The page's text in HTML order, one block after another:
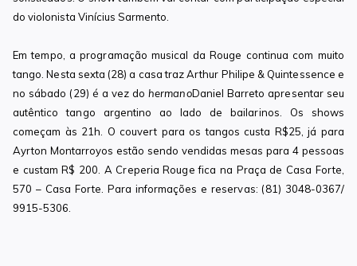
do violonista Vinícius Sarmento.
Em tempo, a programação musical da Rouge continua com muito
tango. Nesta sexta (28) a casa traz Arthur Philipe & Quintessence e
no sábado (29) é a vez dohermanoDaniel Barreto apresentar seu
autêntico tango argentino ao lado de bailarinos. Os shows
começam às 21h. O couvert para os tangos custa R$25, já para
Ayrton Montarroyos estão sendo vendidas mesas para 4 pessoas
e custam R$ 200. A Creperia Rouge fica na Praça de Casa Forte,
570 – Casa Forte. Para informações e reservas: (81) 3048-0367/
9915-5306.